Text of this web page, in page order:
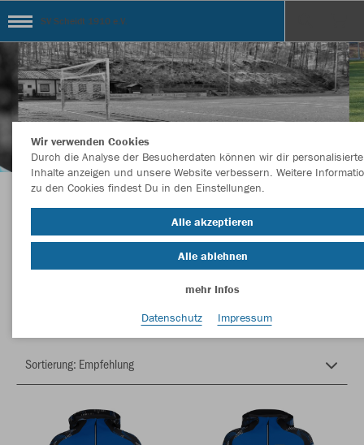
SV Scheidt 1910 e.V.
Herzlich Willkommen im Teamshop SV Scheidt
1910 e.V.
Wir verwenden Cookies
Durch die Analyse der Besucherdaten können wir dir personalisierte
Inhalte anzeigen und unsere Website verbessern. Weitere
zu den Cookies findest Du in den Einstellungen.
Alle akzeptieren
Alle ablehnen
mehr Infos
Datenschutz
Impressum